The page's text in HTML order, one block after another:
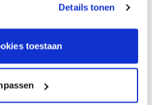
Details tonen
toestaan
aan huis
kleuradviseur door je